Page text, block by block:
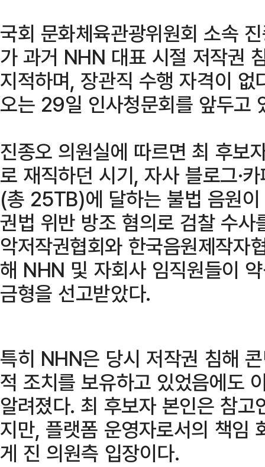
국회 문화체육관광위원회 소속
가 과거 NHN 대표 시절 저작권
지적하며, 장관직 수행 자격이
오는 29일 인사청문회를 앞두고
진종오 의원실에 따르면 최 후
로 재직하던 시기, 자사 블로그·
(총 25TB)에 달하는 불법 음원
권법 위반 방조 혐의로 검찰 수
악저작권협회와 한국음원제작자
해 NHN 및 자회사 임직원들이
금형을 선고받았다.
특히 NHN은 당시 저작권 침해
적 조치를 보유하고 있었음에도
알려졌다. 최 후보자 본인은 참
지만, 플랫폼 운영자로서의 책임
게 진 의원측 입장이다.